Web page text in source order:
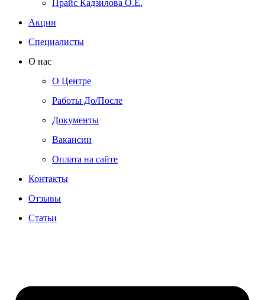
Прайс Кадзилова О.Е.
Акции
Специалисты
О нас
О Центре
Работы До/После
Документы
Вакансии
Оплата на сайте
Контакты
Отзывы
Статьи